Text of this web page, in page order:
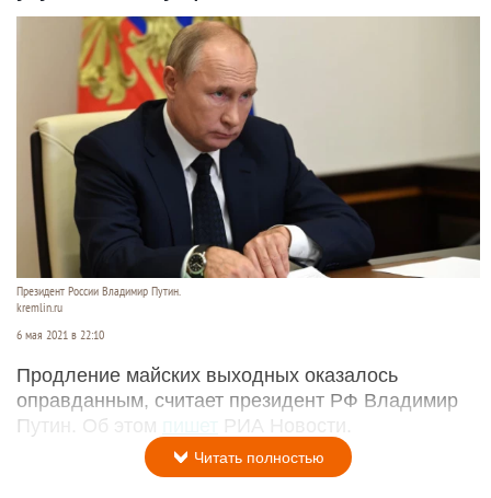
Президент России Владимир Путин.
kremlin.ru
6 мая 2021 в 22:10
Продление майских выходных оказалось
оправданным, считает президент РФ Владимир
Путин. Об этом
РИА Новости.
Читать полностью